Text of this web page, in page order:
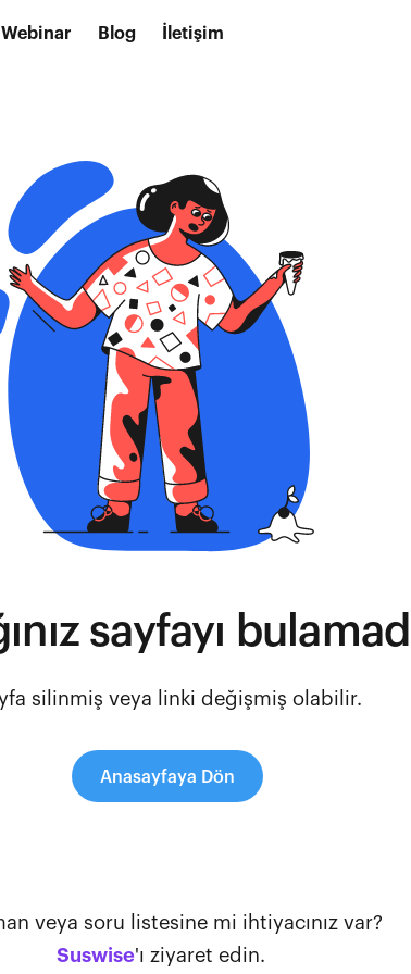
Webinar Blog İletişim
sayfayı
silinmiş veya linki değişmiş olabilir.
Anasayfaya Dön
veya soru listesine mi ihtiyacınız var?
Suswise'ı ziyaret edin.